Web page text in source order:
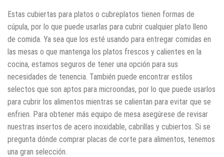
Estas cubiertas para platos o cubreplatos tienen formas de
cúpula, por lo que puede usarlas para cubrir cualquier plato lleno
de comida. Ya sea que los esté usando para entregar comidas en
las mesas o que mantenga los platos frescos y calientes en la
cocina, estamos seguros de tener una opción para sus
necesidades de tenencia. También puede encontrar estilos
selectos que son aptos para microondas, por lo que puede usarlos
para cubrir los alimentos mientras se calientan para evitar que se
enfrien. Para obtener más equipo de mesa asegúrese de revisar
nuestras insertos de acero inoxidable, cabrillas y cubiertos. Si se
pregunta dónde comprar placas de corte para alimentos, tenemos
una gran selección.